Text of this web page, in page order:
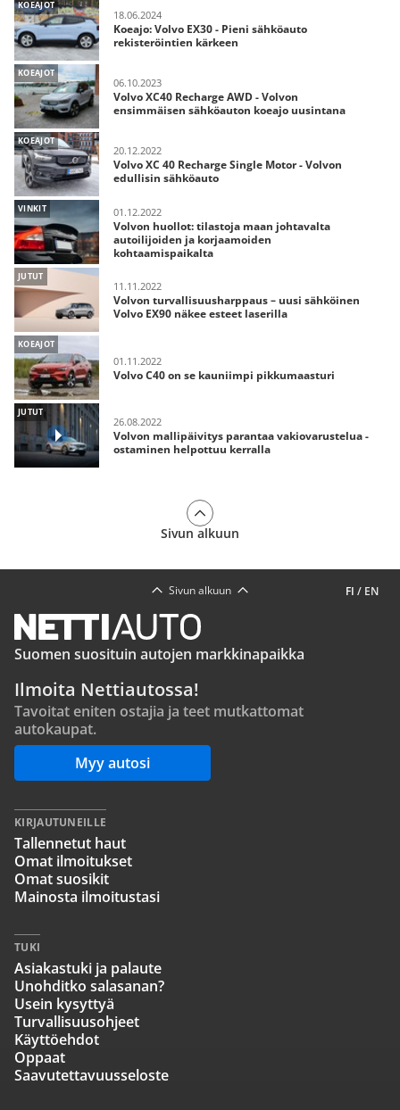
KOEAJOT
18.06.2024
Koeajo: Volvo EX30 - Pieni sähköauto
rekisteröintien kärkeen
KOEAJOT
06.10.2023
Volvo XC40 Recharge AWD - Volvon
ensimmäisen sähköauton koeajo uusintana
KOEAJOT
20.12.2022
Volvo XC 40 Recharge Single Motor - Volvon
edullisin sähköauto
VINKIT 01.12.2022
Volvon huollot: tilastoja maan johtavalta
autoilijoiden ja korjaamoiden
kohtaamispaikalta
JUTUT
11.11.2022
Volvon turvallisuusharppaus – uusi sähköinen
Volvo EX90 näkee esteet laserilla
KOEAJOT
01.11.2022
Volvo C40 on se kauniimpi pikkumaasturi
JUTUT
26.08.2022
Volvon mallipäivitys parantaa vakiovarustelua -
ostaminen helpottuu kerralla
Sivun alkuun
FI / EN
Sivun alkuun
Suomen suosituin autojen markkinapaikka
Ilmoita Nettiautossa!
Tavoitat eniten ostajia ja teet mutkattomat
autokaupat.
Myy autosi
KIRJAUTUNEILLE
Tallennetut haut
Omat ilmoitukset
Omat suosikit
Mainosta ilmoitustasi
TUKI
Asiakastuki ja palaute
Unohditko salasanan?
Usein kysyttyä
Turvallisuusohjeet
Käyttöehdot
Oppaat
Saavutettavuusseloste